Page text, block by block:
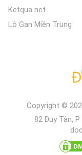
Ketqua net
Lô Gan Miền Trung
Copyright ©
82 Duy Tân,